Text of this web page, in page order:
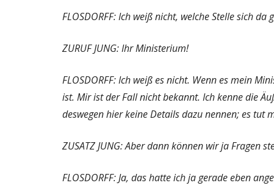
FLOSDORFF: Ich weiß nicht, welche Stelle sich da
ZURUF JUNG: Ihr Ministerium!
FLOSDORFF: Ich weiß es nicht. Wenn es mein
ist. Mir ist der Fall nicht bekannt. Ich kenne die
deswegen hier keine Details dazu nennen; es tut
ZUSATZ JUNG: Aber dann können wir ja Fragen
FLOSDORFF: Ja, das hatte ich ja gerade eben